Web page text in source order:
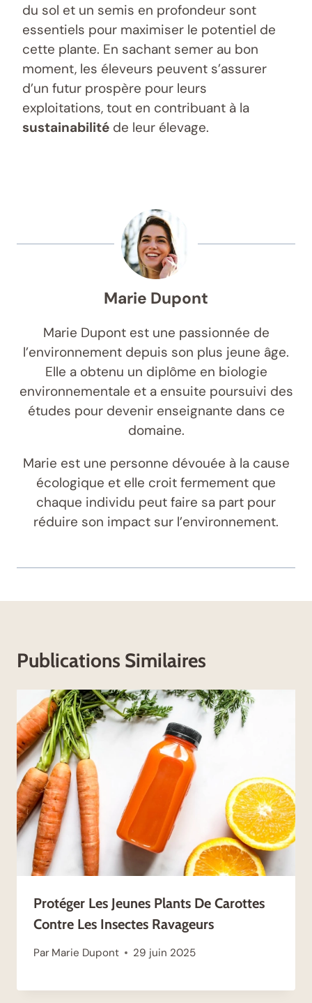
du sol et un semis en profondeur sont
essentiels pour maximiser le potentiel de
cette plante. En sachant semer au bon
moment, les éleveurs peuvent s’assurer
d’un futur prospère pour leurs
exploitations, tout en contribuant à la
sustainabilité de leur élevage.
Marie Dupont
Marie Dupont est une passionnée de
l’environnement depuis son plus jeune âge.
Elle a obtenu un diplôme en biologie
environnementale et a ensuite poursuivi des
études pour devenir enseignante dans ce
domaine.
Marie est une personne dévouée à la cause
écologique et elle croit fermement que
chaque individu peut faire sa part pour
réduire son impact sur l’environnement.
Publications Similaires
Protéger Les Jeunes Plants De Carottes
Contre Les Insectes Ravageurs
Par Marie Dupont 29 juin 2025